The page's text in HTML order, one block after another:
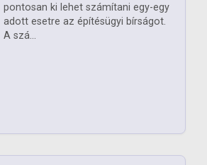
pontosan ki lehet számítani egy-egy
adott esetre az építésügyi bírságot.
A szá...